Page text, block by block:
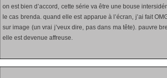
on est bien d’accord, cette série va être une bouse
le cas brenda. quand elle est apparue à l’écran, j’ai fait
sur image (un vrai j’veux dire, pas dans ma tête). pauvre
elle est devenue affreuse.